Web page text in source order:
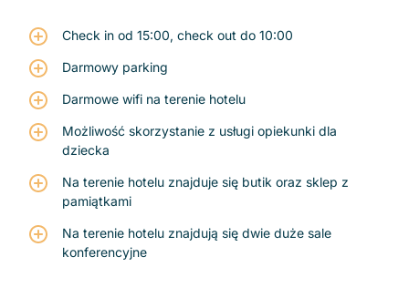
Check in od 15:00, check out do 10:00
Darmowy parking
Darmowe wifi na terenie hotelu
Możliwość skorzystanie z usługi opiekunki dla
dziecka
Na terenie hotelu znajduje się butik oraz sklep z
pamiątkami
Na terenie hotelu znajdują się dwie duże sale
konferencyjne